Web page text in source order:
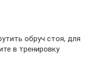
обруч стоя, для
в тренировку